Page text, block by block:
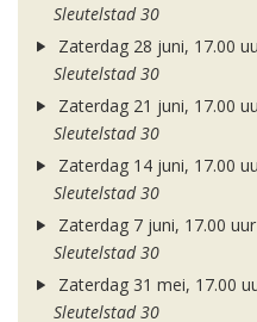
Sleutelstad 30
Zaterdag 28 juni, 17.00
Sleutelstad 30
Zaterdag 21 juni, 17.00
Sleutelstad 30
Zaterdag 14 juni, 17.00
Sleutelstad 30
Zaterdag 7 juni, 17.00 uur
Sleutelstad 30
Zaterdag 31 mei, 17.00
Sleutelstad 30